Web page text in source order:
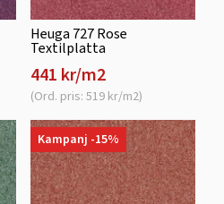
Heuga 727 Rose
Textilplatta
441 kr/m2
(Ord. pris: 519 kr/m2)
Kampanj -15%